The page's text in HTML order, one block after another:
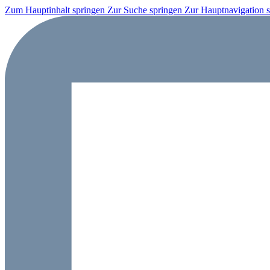
Zum Hauptinhalt springen Zur Suche springen Zur Hauptnavigation